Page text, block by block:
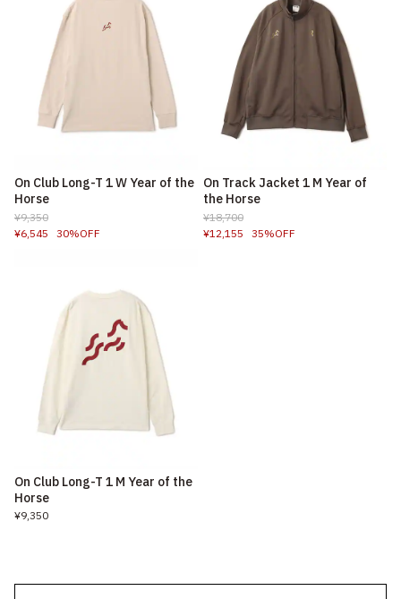
On Club Long-T 1 W Year of the
Horse
¥9,350
¥6,545
30%OFF
On Track Jacket 1 M Year of
the Horse
¥18,700
¥12,155
35%OFF
On Club Long-T 1 M Year of the
Horse
¥9,350